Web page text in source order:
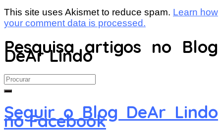
This site uses Akismet to reduce spam. Learn how
your comment data is processed.
Pesquisa artigos no Blog
DeAr Lindo
Search
for:
Seguir o Blog DeAr Lindo
no Facebook